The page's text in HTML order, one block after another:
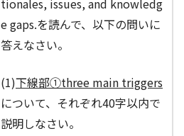
tionales, issues, and knowledg
e gaps.を読んで、以下の問いに
答えなさい。
(1)下線部①three main triggers
について、それぞれ40字以内で
説明しなさい。